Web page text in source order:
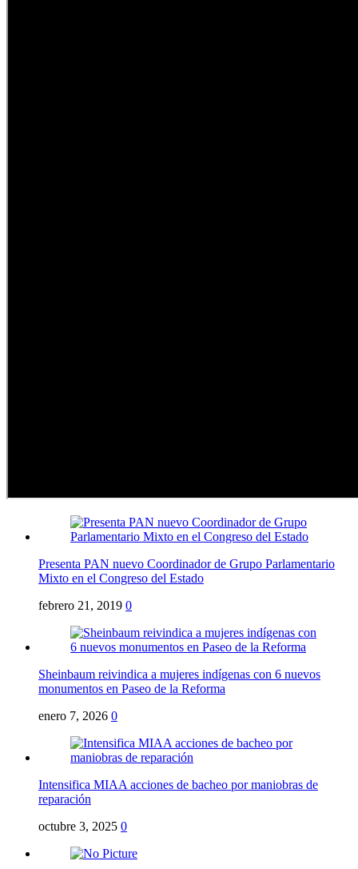
Presenta PAN nuevo Coordinador de Grupo Parlamentario
Mixto en el Congreso del Estado
febrero 21, 2019 0
Sheinbaum reivindica a mujeres indígenas con 6 nuevos
monumentos en Paseo de la Reforma
enero 7, 2026 0
Intensifica MIAA acciones de bacheo por maniobras de
reparación
octubre 3, 2025 0